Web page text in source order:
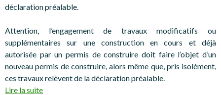
déclaration préalable.
Attention, l’engagement de travaux modificatifs ou
supplémentaires sur une construction en cours et déjà
autorisée par un permis de construire doit faire l’objet d’un
nouveau permis de construire, alors même que, pris isolément,
ces travaux relèvent de la déclaration préalable.
Lire la suite